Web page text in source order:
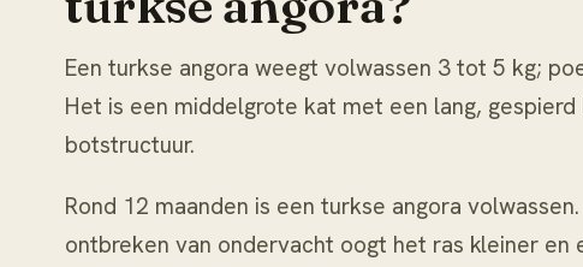
Een turkse angora weegt volwassen 3 tot 5 kg;
Het is een middelgrote kat met een lang,
botstructuur.
Rond 12 maanden is een turkse angora
ontbreken van ondervacht oogt het ras kleiner en